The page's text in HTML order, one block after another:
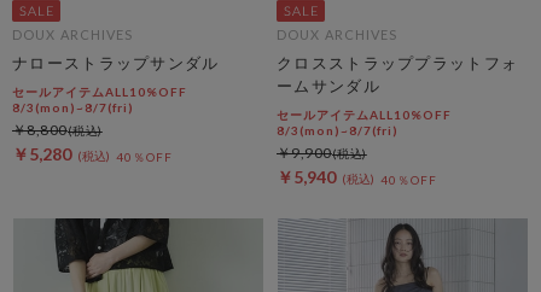
DOUX ARCHIVES
ナローストラップサンダル
セールアイテムALL10%OFF
8/3(mon)~8/7(fri)
￥5,280 40％OFF
￥8,800
DOUX ARCHIVES
クロスストラッププラットフォ
ームサンダル
セールアイテムALL10%OFF
8/3(mon)~8/7(fri)
￥5,940 40％OFF
￥9,900